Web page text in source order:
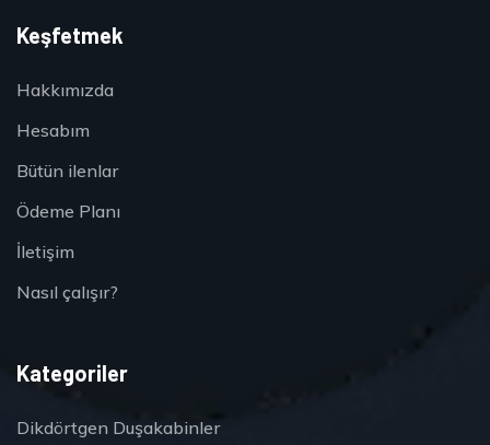
Keşfetmek
Hakkımızda
Hesabım
Bütün ilenlar
Ödeme Planı
İletişim
Nasıl çalışır?
Kategoriler
Dikdörtgen Duşakabinler